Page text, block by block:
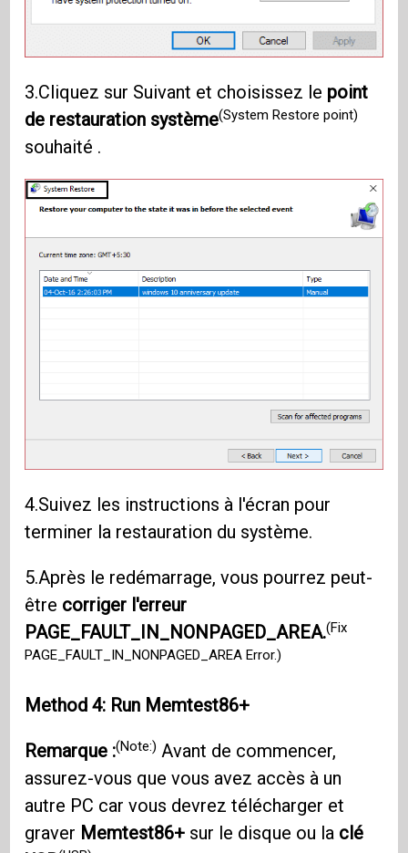
3.Cliquez sur Suivant et choisissez le point
de restauration système(System Restore point)
souhaité .
4.Suivez les instructions à l'écran pour
terminer la restauration du système.
5.Après le redémarrage, vous pourrez peut-
être corriger l'erreur
PAGE_FAULT_IN_NONPAGED_AREA.(Fix
PAGE_FAULT_IN_NONPAGED_AREA Error.)
Method 4: Run Memtest86+
Remarque :(Note:) Avant de commencer,
assurez-vous que vous avez accès à un
autre PC car vous devrez télécharger et
graver Memtest86+ sur le disque ou la clé